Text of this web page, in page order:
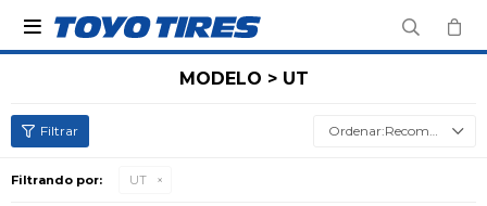

MODELO > UT
Recomendados
Filtrando por: UT